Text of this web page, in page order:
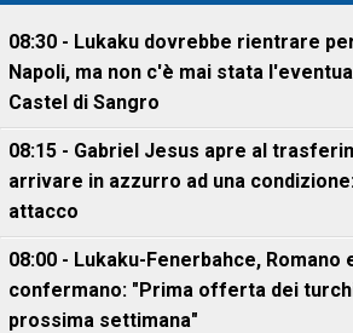
08:30 - Lukaku dovrebbe rientrare
Napoli, ma non c'è mai stata
Castel di Sangro
08:15 - Gabriel Jesus apre al
arrivare in azzurro ad una
attacco
08:00 - Lukaku-Fenerbahce, Romano
confermano: "Prima offerta dei
prossima settimana"